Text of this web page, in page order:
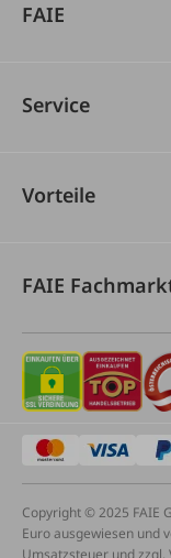
FAIE
Service
Vorteile
FAIE
Copyright © 2025 FAIE
Euro ausgewiesen und
Umsatzsteuer und